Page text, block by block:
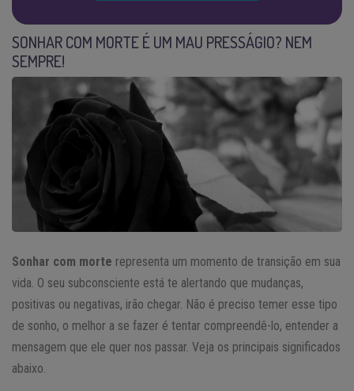
SONHAR COM MORTE É UM MAU PRESSÁGIO? NEM
SEMPRE!
Sonhar com morte representa um momento de transição em sua
vida. O seu subconsciente está te alertando que mudanças,
positivas ou negativas, irão chegar. Não é preciso temer esse tipo
de sonho, o melhor a se fazer é tentar compreendê-lo, entender a
mensagem que ele quer nos passar. Veja os principais significados
abaixo.